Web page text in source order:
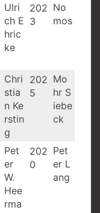
Ulri
ch E
hric
ke
202
3
No
mos
Chri
stia
n Ke
rstin
g
202
5
Mo
hr S
iebe
ck
Pet
er
W.
Hee
rma
202
0
Pet
er L
ang